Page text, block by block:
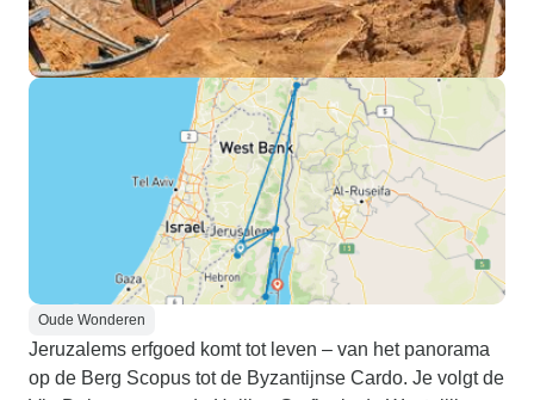
Oude Wonderen
Jeruzalems erfgoed komt tot leven – van het panorama
op de Berg Scopus tot de Byzantijnse Cardo. Je volgt de